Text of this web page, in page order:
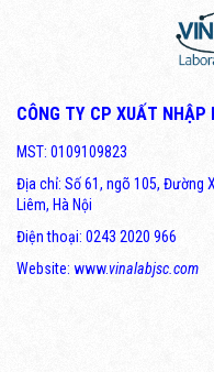
CÔNG TY CP XUẤT
MST: 0109109823
Địa chỉ: Số 61, ngõ 105, Đường
Liêm, Hà Nội
Điện thoại: 0243 2020 966
Website: www.vinalabjsc.com